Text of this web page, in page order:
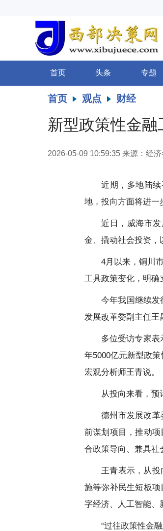
首页 头条 专题
首页 观点 财经
新型政策性金融
2026-05-09 10:59:35 来源：经济
近期，多地陆
地，投向方面将进一
近日，威海市
金、撬动社会投资，
4月以来，铜川
工具政策变化，明确
今年我国继续发
发展改革委副主任王
多位受访专家表
年5000亿元新型政
宏观分析师王青说。
从投向来看，预
德州市发展改
前谋划项目，推动
合政策导向、兼具社
王青表示，从
施等弥补民生短板
字经济、人工智能、
“过往政策性金